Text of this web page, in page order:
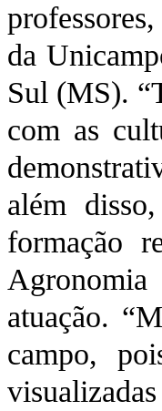
da
Sul (MS).
com as
além
formação
Agronomia
atuação.
campo,